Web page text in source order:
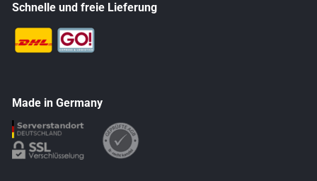
Schnelle und freie Lieferung
Made in Germany